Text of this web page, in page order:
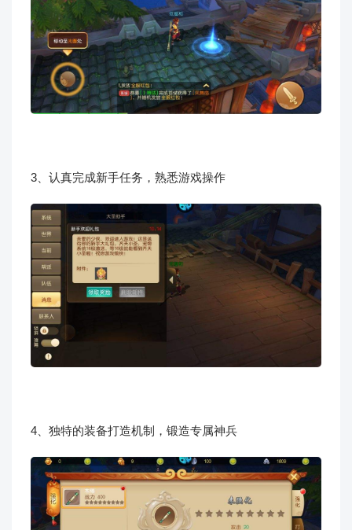
3、认真完成新手任务，熟悉游戏操作
4、独特的装备打造机制，锻造专属神兵